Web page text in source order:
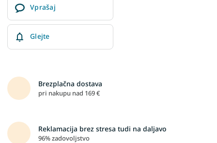
Vprašaj
Glejte
Brezplačna dostava
pri nakupu nad 169 €
Reklamacija brez stresa tudi na daljavo
96% zadovoljstvo